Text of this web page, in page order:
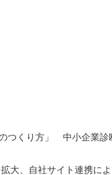
つくり方」 中小企業診
大、自社サイト連携に